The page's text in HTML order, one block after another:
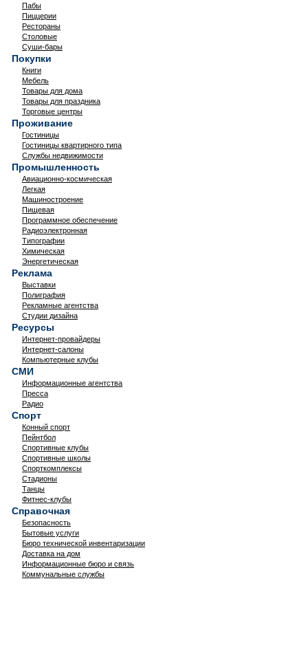
Пабы
Пиццерии
Рестораны
Столовые
Суши-бары
Покупки
Книги
Мебель
Товары для дома
Товары для праздника
Торговые центры
Проживание
Гостиницы
Гостиницы квартирного типа
Службы недвижимости
Промышленность
Авиационно-космическая
Легкая
Машиностроение
Пищевая
Программное обеспечение
Радиоэлектронная
Типографии
Химическая
Энергетическая
Реклама
Выставки
Полиграфия
Рекламные агентства
Студии дизайна
Ресурсы
Интернет-провайдеры
Интернет-салоны
Компьютерные клубы
СМИ
Информационные агентства
Пресса
Радио
Спорт
Конный спорт
Пейнтбол
Спортивные клубы
Спортивные школы
Спорткомплексы
Стадионы
Танцы
Фитнес-клубы
Справочная
Безопасность
Бытовые услуги
Бюро технической инвентаризации
Доставка на дом
Информационные бюро и связь
Коммунальные службы